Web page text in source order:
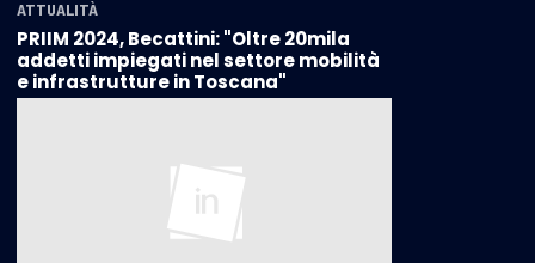
ATTUALITÀ
PRIIM 2024, Becattini: "Oltre 20mila
addetti impiegati nel settore mobilità
e infrastrutture in Toscana"